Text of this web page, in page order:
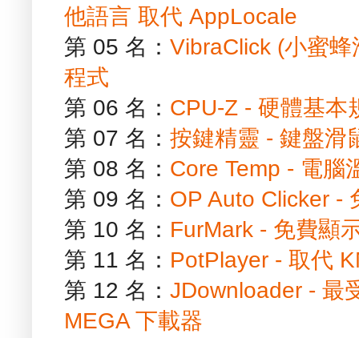
他語言 取代 AppLocale
第 05 名： VibraClick (小蜜
程式
第 06 名： CPU-Z - 硬體基本
第 07 名： 按鍵精靈 - 鍵盤滑
第 08 名： Core Temp - 電腦
第 09 名： OP Auto Clicker -
第 10 名： FurMark - 免費顯
第 11 名： PotPlayer - 取代
第 12 名： JDownloader - 最
MEGA 下載器